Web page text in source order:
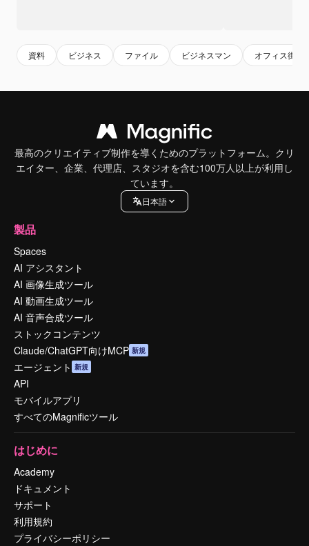
資料 ビジネス ファイル ビジネスマン オフィス街
最高のクリエイティブ制作を導くためのプラットフォーム。クリ
エイター、企業、代理店、スタジオを含む100万人以上が利用し
ています。
日本語
製品
Spaces
AI アシスタント
AI 画像生成ツール
AI 動画生成ツール
AI 音声合成ツール
ストックコンテンツ
Claude/ChatGPT向けMCP 新規
エージェント 新規
API
モバイルアプリ
すべてのMagnificツール
はじめに
Academy
ドキュメント
サポート
利用規約
プライバシーポリシー